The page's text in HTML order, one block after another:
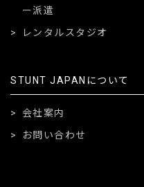
ー派遣
レンタルスタジオ
STUNT JAPANについて
会社案内
お問い合わせ